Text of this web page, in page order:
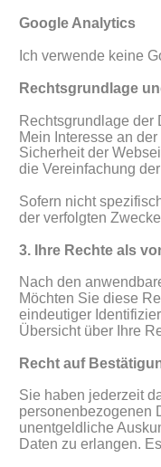
Google Analytics
Ich verwende keine
Rechtsgrundlage
Rechtsgrundlage der
Mein Interesse an
Sicherheit der
die Vereinfachung
Sofern nicht
der verfolgten
3. Ihre Rechte als
Nach den
Möchten Sie diese
eindeutiger
Übersicht über Ihre
Recht auf
Sie haben jederzeit
personenbezogenen
unentgeldliche
Daten zu erlangen.